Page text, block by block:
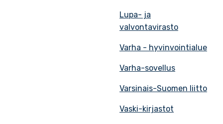
Lupa- ja
valvontavirasto
Varha - hyvinvointialue
Varha-sovellus
Varsinais-Suomen liitto
Vaski-kirjastot